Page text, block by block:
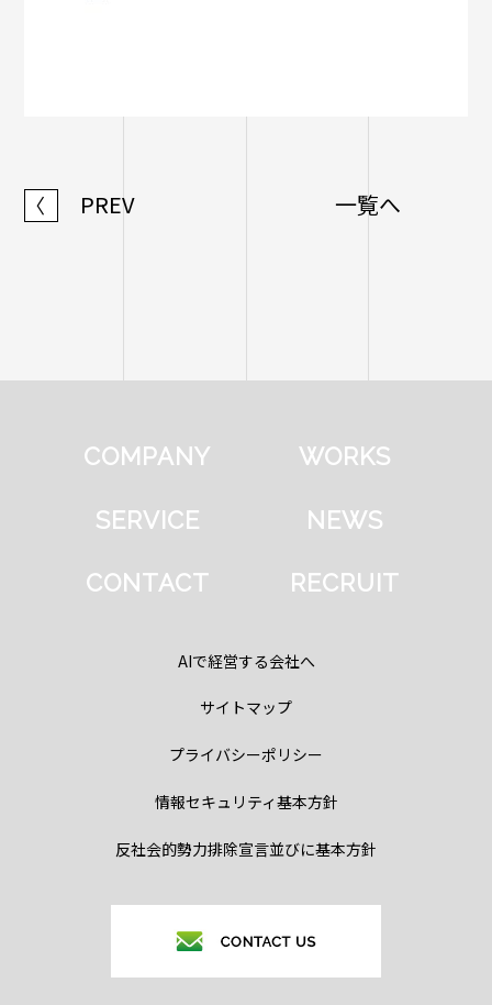
〈 PREV 一覧へ
COMPANY WORKS
SERVICE NEWS
CONTACT RECRUIT
AIで経営する会社へ
サイトマップ
プライバシーポリシー
情報セキュリティ基本方針
反社会的勢力排除宣言並びに基本方針